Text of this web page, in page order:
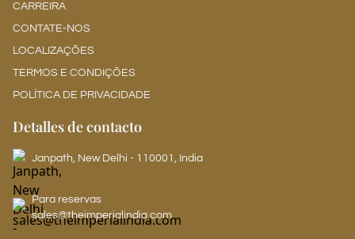
CARREIRA
CONTATE-NOS
LOCALIZAÇÕES
TERMOS E CONDIÇÕES
POLÍTICA DE PRIVACIDADE
Detalles de contacto
Janpath, New Delhi - 110001, India
Para reservas
sales@theimperialindia.com